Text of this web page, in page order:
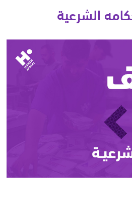
الشرعية